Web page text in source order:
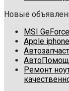
Новые
MSI
Apple
Ремонт